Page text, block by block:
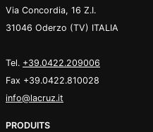
Via Concordia, 16 Z.I.
31046 Oderzo (TV) ITALIA
Tel. +39.0422.209006
Fax +39.0422.810028
info@lacruz.it
PRODUITS